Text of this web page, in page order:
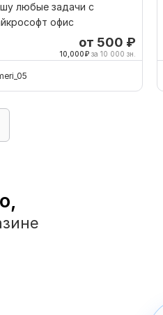
любые задачи с
офис
от 500 ₽
10,000₽ за 10 000 зн.